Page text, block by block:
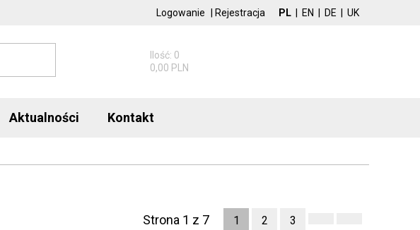
PL EN DE UK
Logowanie Rejestracja
Ilość: 0
0,00 PLN
Aktualności Kontakt
Strona 1 z 7 1 2 3